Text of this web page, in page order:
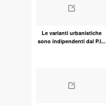
Le varianti urbanistiche
sono indipendenti dal P.I...